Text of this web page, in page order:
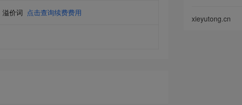
溢价词 点击查询续费费用
xieyutong.cn